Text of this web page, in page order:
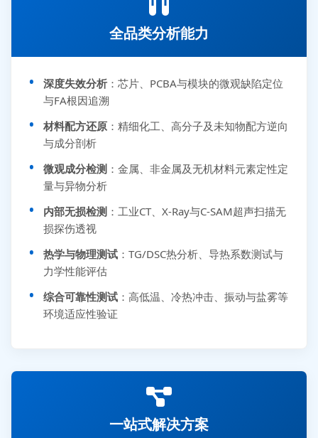
全品类分析能力
深度失效分析 ：芯片、PCBA与模块的微观缺陷定位
与FA根因追溯
材料配方还原 ：精细化工、高分子及未知物配方逆向
与成分剖析
微观成分检测 ：金属、非金属及无机材料元素定性定
量与异物分析
内部无损检测 ：工业CT、X-Ray与C-SAM超声扫描无
损探伤透视
热学与物理测试 ：TG/DSC热分析、导热系数测试与
力学性能评估
综合可靠性测试 ：高低温、冷热冲击、振动与盐雾等
环境适应性验证
一站式解决方案